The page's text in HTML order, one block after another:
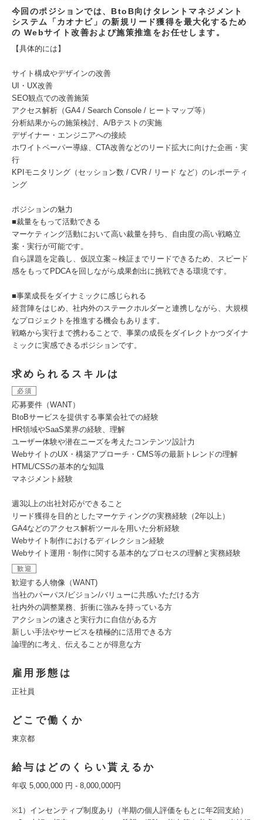
今回のポジションでは、BtoB向けタレントマネジメント
システム「カオナビ」の新規リード獲得を最大化するため
の Webサイト改善および施策推進をお任せします。
【具体的には】
サイト構成やデザインの改善
UI・UX改善
SEO観点での改善施策
アクセス解析（GA4 / Search Console / ヒートマップ等）
分析結果からの施策検討、A/Bテストの実施
デザイナー・エンジニアへの接続
ホワイトペーパー導線、CTA改善などのリード拡大に向けた企画・実
行
KPIモニタリング（セッション数 / CVR / リード など）のレポーティ
ング
ポジションの魅力
■裁量をもって活動できる
マーケティング活動において高い裁量を持ち、自由度の高い戦略立
案・実行が可能です。
自ら課題を定義し、仮説立案～検証までリードできるため、スピード
感をもってPDCAを回しながら成果創出に挑戦できる環境です。
■事業成長をダイナミックに感じられる
経営陣をはじめ、社内外のステークホルダーと連携しながら、大規模
なプロジェクトを推進する機会もあります。
戦略から実行まで携わることで、事業の成長をダイレクトかつダイナ
ミックに実感できるポジションです。
求められるスキルは
必須
応募要件（WANT）
BtoBサービスを提供する事業会社での経験
HR領域やSaaS業界の経験、理解
ユーザー体験や潜在ニーズを考えたコンテンツ設計力
WebサイトのUX・構築アプローチ・CMS等の最新トレンドの理解
HTML/CSSの基本的な知識
マネジメント経験
週3以上の出社対応ができること
リード獲得を目的としたマーケティングの実務経験（2年以上）
GA4などのアクセス解析ツールを用いた分析経験
Webサイト制作におけるディレクション経験
Webサイト運用・制作に関する基本的なプロセスの理解と実務経験
歓迎
歓迎する人物像（WANT)
当社のパーパス/ビジョン/バリューに共感いただける方
社内外の調整業務、折衝に強みを持っている方
アクションの速さと実行力に自信がある方
新しい手法やサービスを積極的に活用できる方
論理的に考え、伝えることが得意な方
雇用形態は
正社員
どこで働くか
東京都
給与はどのくらい貰えるか
年収 5,000,000 円 - 8,000,000円
※1）インセンティブ制度あり（半期の個人評価をもとに年2回支給）